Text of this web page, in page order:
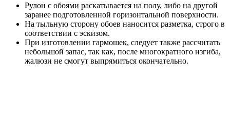
Рулон с обоями раскатывается на полу, либо на другой
заранее подготовленной горизонтальной поверхности.
На тыльную сторону обоев наносится разметка, строго в
соответствии с эскизом.
При изготовлении гармошек, следует также рассчитать
небольшой запас, так как, после многократного изгиба,
жалюзи не смогут выпрямиться окончательно.